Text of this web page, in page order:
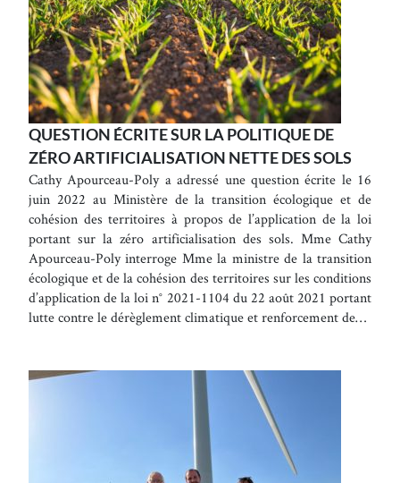
QUESTION ÉCRITE SUR LA POLITIQUE DE
ZÉRO ARTIFICIALISATION NETTE DES SOLS
Cathy Apourceau-Poly a adressé une question écrite le 16
juin 2022 au Ministère de la transition écologique et de
cohésion des territoires à propos de l’application de la loi
portant sur la zéro artificialisation des sols. Mme Cathy
Apourceau-Poly interroge Mme la ministre de la transition
écologique et de la cohésion des territoires sur les conditions
d’application de la loi n° 2021-1104 du 22 août 2021 portant
lutte contre le dérèglement climatique et renforcement de…